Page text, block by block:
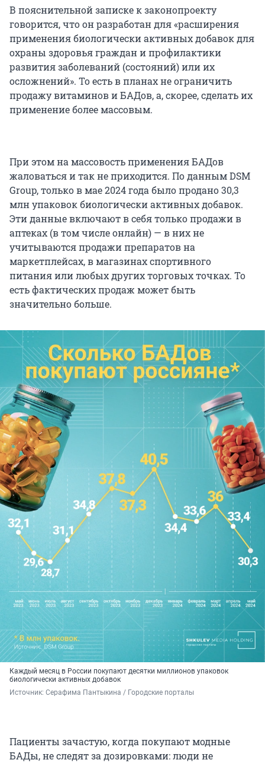
В пояснительной записке к законопроекту
говорится, что он разработан для «расширения
применения биологически активных добавок для
охраны здоровья граждан и профилактики
развития заболеваний (состояний) или их
осложнений». То есть в планах не ограничить
продажу витаминов и БАДов, а, скорее, сделать их
применение более массовым.
При этом на массовость применения БАДов
жаловаться и так не приходится. По данным DSM
Group, только в мае 2024 года было продано 30,3
млн упаковок биологически активных добавок.
Эти данные включают в себя только продажи в
аптеках (в том числе онлайн) — в них не
учитываются продажи препаратов на
маркетплейсах, в магазинах спортивного
питания или любых других торговых точках. То
есть фактических продаж может быть
значительно больше.
Каждый месяц в России покупают десятки миллионов упаковок
биологически активных добавок
Источник: Серафима Пантыкина / Городские порталы
Пациенты зачастую, когда покупают модные
БАДы, не следят за дозировками: люди не